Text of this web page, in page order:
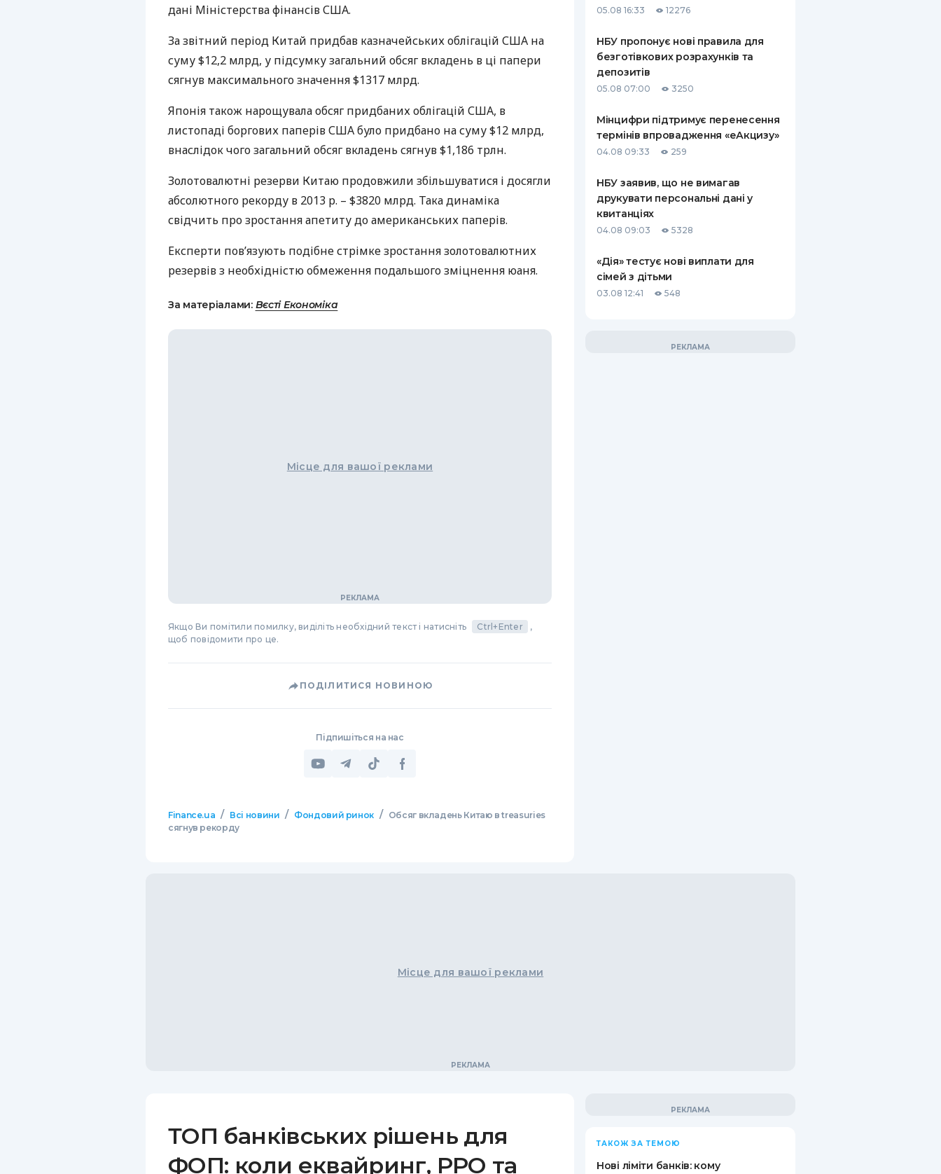
КАРТОК
ЩОМІСЯЧНИЙ ОГЛЯД
ПУТІВНИКИ ПО
БАНКІВСЬКИХ КАРТКАХ
ВСІ СТРАХОВІ ПОЛІСИ
СТРАХОВІ КОМПАНІЇ
ВІДГУКИ ПРО СТРАХОВІ
КОМПАНІЇ
КОНТАКТИ
дані Міністерства фінансівСША.
За звітний період Китай придбав казначейських облігацій США на
суму $12,2 млрд, у підсумку загальний обсяг вкладень в ці папери
сягнув максимального значення $1317 млрд.
Японія також нарощувала обсяг придбаних облігацій США, в
листопаді боргових паперівСШАбуло придбано на суму $12 млрд,
внаслідок чого загальний обсяг вкладень сягнув $1,186 трлн.
Золотовалютні резерви Китаю продовжили збільшуватися і досягли
абсолютного рекорду в 2013 р. – $3820 млрд. Така динаміка
свідчить про зростання апетиту до американських паперів.
Експерти пов’язують подібне стрімке зростання золотовалютних
резервів з необхідністю обмеження подальшого зміцнення юаня.
За матеріалами: Вєсті Економіка
Місце для вашої реклами
Якщо Ви помітили помилку, виділіть необхідний текст і натисніть Ctrl+Enter
,
щоб повідомити про це.
ПОДІЛИТИСЯ НОВИНОЮ
Підпишіться на нас
Finance.ua / Всі новини / Фондовий ринок /
Обсяг вкладень Китаю в treasuries
сягнув рекорду
05.08 16:33 12276
НБУ пропонує нові правила для
безготівкових розрахунків та
депозитів
05.08 07:00 3250
Мінцифри підтримує перенесення
термінів впровадження «еАкцизу»
04.08 09:33 259
НБУ заявив, що не вимагав
друкувати персональні дані у
квитанціях
04.08 09:03 5328
«Дія» тестує нові виплати для
сімей з дітьми
03.08 12:41 548
Місце для вашої реклами
ТОП банківських рішень для
ФОП: коли еквайринг, РРО та
ТАКОЖ ЗА ТЕМОЮ
Нові ліміти банків: кому